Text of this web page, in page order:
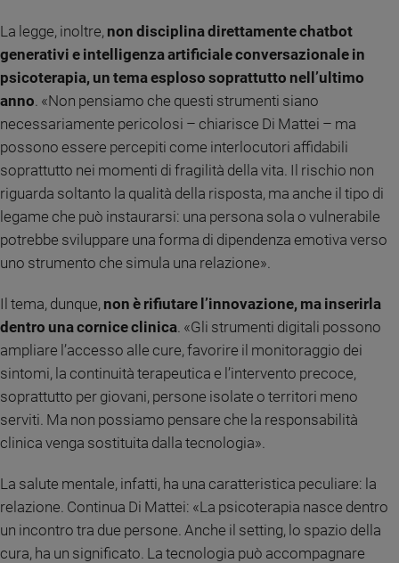
Podcast
Privacy
Policy
siamo
Contatti
Pubblicità
Registrati
Social
La legge, inoltre, non disciplina direttamente chatbot
generativi e intelligenza artificiale conversazionale in
psicoterapia, un tema esploso soprattutto nell’ultimo
anno . «Non pensiamo che questi strumenti siano
necessariamente pericolosi – chiarisce Di Mattei – ma
possono essere percepiti come interlocutori affidabili
soprattutto nei momenti di fragilità della vita. Il rischio non
riguarda soltanto la qualità della risposta, ma anche il tipo di
legame che può instaurarsi: una persona sola o vulnerabile
potrebbe sviluppare una forma di dipendenza emotiva verso
uno strumento che simula una relazione».
Il tema, dunque, non è rifiutare l’innovazione, ma inserirla
dentro una cornice clinica . «Gli strumenti digitali possono
ampliare l’accesso alle cure, favorire il monitoraggio dei
sintomi, la continuità terapeutica e l’intervento precoce,
soprattutto per giovani, persone isolate o territori meno
serviti. Ma non possiamo pensare che la responsabilità
clinica venga sostituita dalla tecnologia».
La salute mentale, infatti, ha una caratteristica peculiare: la
relazione. Continua Di Mattei: «La psicoterapia nasce dentro
un incontro tra due persone. Anche il setting, lo spazio della
cura, ha un significato. La tecnologia può accompagnare